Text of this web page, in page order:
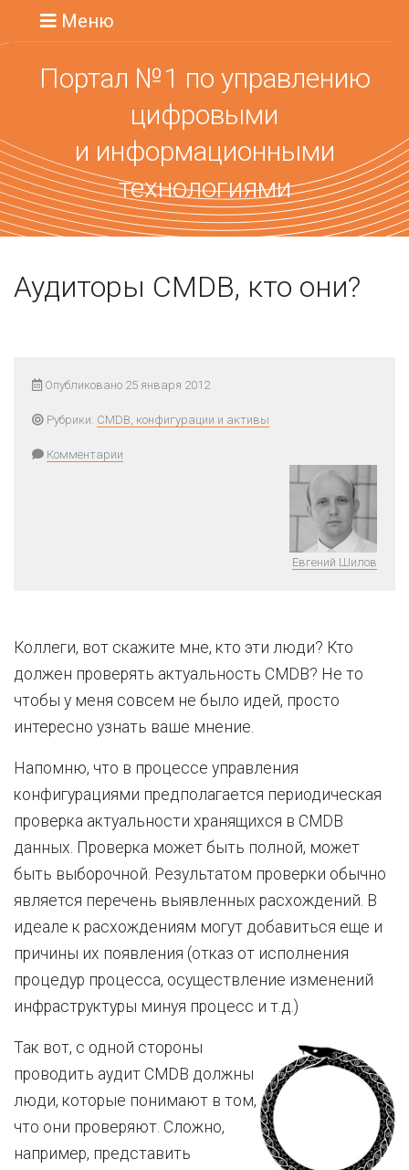
Меню
Портал №1 по управлению
цифровыми
и информационными
технологиями
Аудиторы CMDB, кто они?
Опубликовано 25 января 2012
Рубрики: CMDB, конфигурации и активы
Комментарии
Евгений Шилов
Коллеги, вот скажите мне, кто эти люди? Кто
должен проверять актуальность CMDB? Не то
чтобы у меня совсем не было идей, просто
интересно узнать ваше мнение.
Напомню, что в процессе управления
конфигурациями предполагается периодическая
проверка актуальности хранящихся в CMDB
данных. Проверка может быть полной, может
быть выборочной. Результатом проверки обычно
является перечень выявленных расхождений. В
идеале к расхождениям могут добавиться еще и
причины их появления (отказ от исполнения
процедур процесса, осуществление изменений
инфраструктуры минуя процесс и т.д.)
Так вот, с одной стороны
проводить аудит CMDB должны
люди, которые понимают в том,
что они проверяют. Сложно,
например, представить